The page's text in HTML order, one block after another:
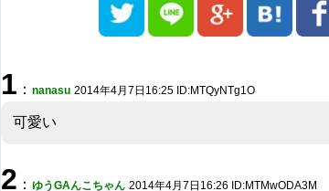
1 ： nanasu 2014年4月7日16:25 ID:MTQyNTg1O
可愛い
2 ： ゆうGAんこちゃん 2014年4月7日16:26 ID:MTMwODA3M